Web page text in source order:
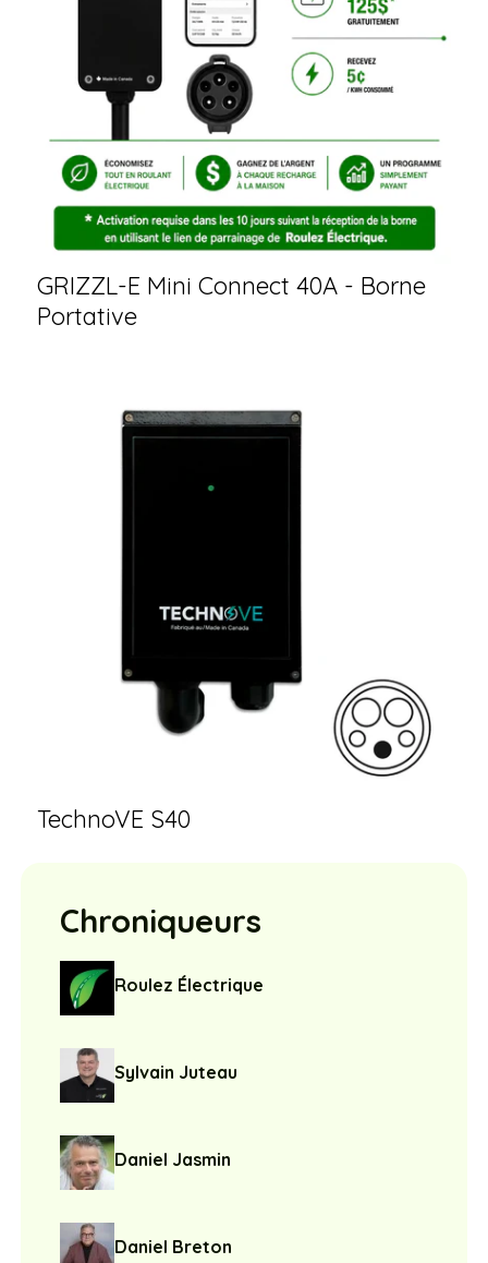
GRIZZL-E Mini Connect 40A - Borne
Portative
TechnoVE S40
Chroniqueurs
Roulez Électrique
Sylvain Juteau
Daniel Jasmin
Daniel Breton